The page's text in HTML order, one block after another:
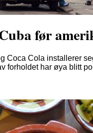
før
Coca Cola installerer
forholdet har øya blitt